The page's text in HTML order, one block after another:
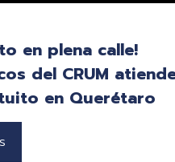
en plena calle!
del CRUM
en Querétaro